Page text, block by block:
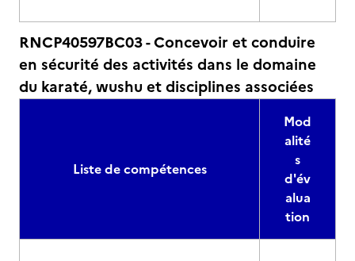
RNCP40597BC03 - Concevoir et conduire
en sécurité des activités dans le domaine
du karaté, wushu et disciplines associées
Liste de compétences
Mod
alité
s
d'év
alua
tion